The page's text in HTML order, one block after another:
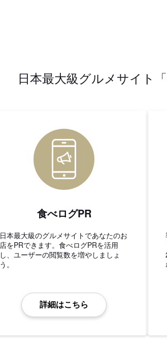
日本最大級グルメサイト
食べログPR
日本最大級のグルメサイトであなたのお
店をPRできます。食べログPRを活用
し、ユーザーの閲覧数を増やしましょ
う。
詳細はこちら